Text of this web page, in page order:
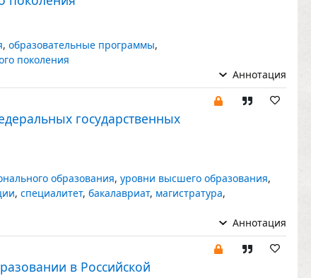
, образовательные программы,
поколения
Аннотация
государственных
образования, уровни высшего образования,
, специалитет, бакалавриат, магистратура,
Аннотация
в Российской